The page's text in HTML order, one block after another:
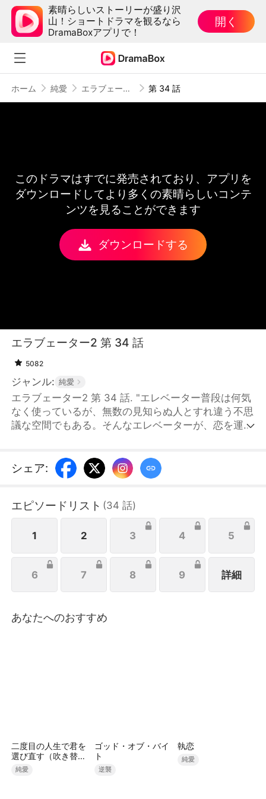
素晴らしいストーリーが盛り沢
山！ショートドラマを観るなら
DramaBoxアプリで！
開く
ホーム 純愛 エラブェーター2 第 34 話
このドラマはすでに発売されており、アプリを
ダウンロードしてより多くの素晴らしいコンテ
ンツを見ることができます
ダウンロードする
エラブェーター2 第 34 話
5082
ジャンル: 純愛
エラブェーター2 第 34 話. "エレベーター普段は何気
なく使っているが、無数の見知らぬ人とすれ違う不思
議な空間でもある。そんなエレベーターが、恋を運ん
5人のフロアーズ。「まずは惑わせないと──」鍛え抜
かれた肉体美を誇るミョンギと彼の一つ一つの言葉に
誰なのか？"
シェア:
エピソードリスト (34 話)
1 2 3 4 5
6 7 8 9 詳細
あなたへのおすすめ
二度目の人生で君を
選び直す（吹き替
え）
純愛
ゴッド・オブ・バイ
ト
逆襲
執恋
純愛